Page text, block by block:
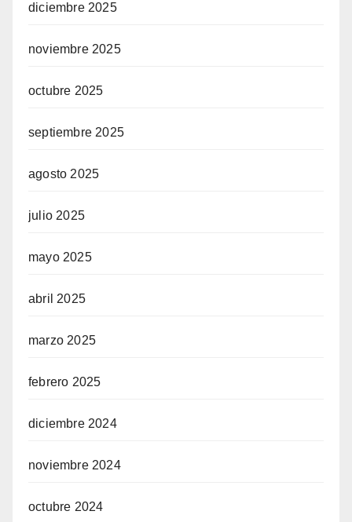
diciembre 2025
noviembre 2025
octubre 2025
septiembre 2025
agosto 2025
julio 2025
mayo 2025
abril 2025
marzo 2025
febrero 2025
diciembre 2024
noviembre 2024
octubre 2024